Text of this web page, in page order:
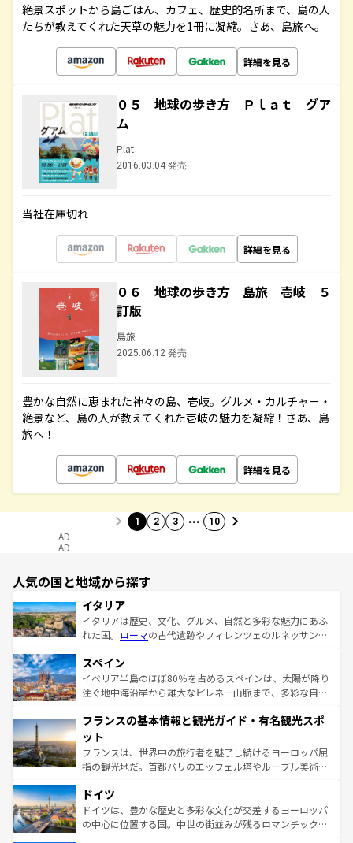
絶景スポットから島ごはん、カフェ、歴史的名所まで、島の人
たちが教えてくれた天草の魅力を1冊に凝縮。さあ、島旅へ。
詳細を見る
０５ 地球の歩き方 Ｐｌａｔ グア
ム
Plat
2016.03.04 発売
当社在庫切れ
詳細を見る
０６ 地球の歩き方 島旅 壱岐 ５
訂版
島旅
2025.06.12 発売
豊かな自然に恵まれた神々の島、壱岐。グルメ・カルチャー・
絶景など、島の人が教えてくれた壱岐の魅力を凝縮！さあ、島
旅へ！
詳細を見る
1 2 3 … 10
AD
AD
人気の国と地域から探す
イタリア
イタリアは歴史、文化、グルメ、自然と多彩な魅力にあふ
れた国。 ローマの古代遺跡やフィレンツェのルネッサンス
ろん、トスカーナの美しい田園風景やアマルフィ海岸の絶
景など、自然景観も見逃せない。観光の合間には、本場の
ピザやパスタなど、絶品のイタリア料理を堪能することも
ませてくれるイタリアで、忘れられない旅をしてみよう！
なお、新着のイタリア情報は
しい。
スペイン
イベリア半島のほぼ80％を占めるスペインは、太陽が降り
注ぐ地中海沿岸から雄大なピレネー山脈まで、多彩な自然
文化が根付くこの国では、情熱的なフラメンコ、熱気あふ
れる闘牛、そして美味しいタパスが生活の一部となってい
る。首都マドリードの洗練された雰囲気や、バルセロナの
アートに溢れた街角から、地方では古代ローマ遺跡や中世
せる。地方によって風土や気候が異なるスペインはその個
性で訪れる人を魅了する。 なお、新着のスペイン情報は コ
ンテンツ一覧を参照してほしい。
フランスの基本情報と観光ガイド・有名観光スポ
ット
フランスは、世界中の旅行者を魅了し続けるヨーロッパ屈
指の観光地だ。首都パリのエッフェル塔やルーブル美術館
で、幅広い魅力が詰まっている。華麗な宮殿、歴史的な大
聖堂、美しいビーチ、そして豊かな自然が、訪れる者を心
から魅了する。また、フランスは美食の国としても知ら
ドイツ
ドイツは、豊かな歴史と多彩な文化が交差するヨーロッパ
の中心に位置する国。中世の街並みが残るロマンチック街